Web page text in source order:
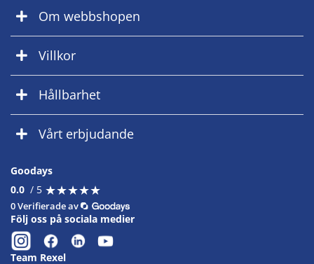
Om webbshopen
Villkor
Hållbarhet
Vårt erbjudande
Goodays
0.0 / 5 ★★★★★
★★★★★
0 Verifierade av
Följ oss på sociala medier
Team Rexel